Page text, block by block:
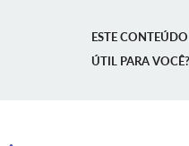
ESTE
ÚTIL PARA VOCÊ?